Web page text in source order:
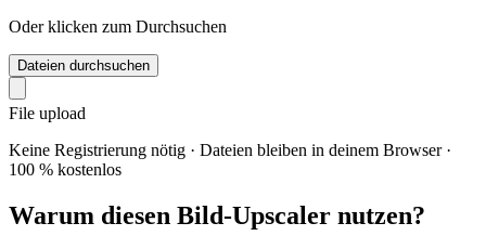
Oder klicken zum Durchsuchen
Dateien durchsuchen
File upload
Keine Registrierung nötig · Dateien bleiben in deinem Browser ·
100 % kostenlos
Warum diesen Bild-Upscaler nutzen?